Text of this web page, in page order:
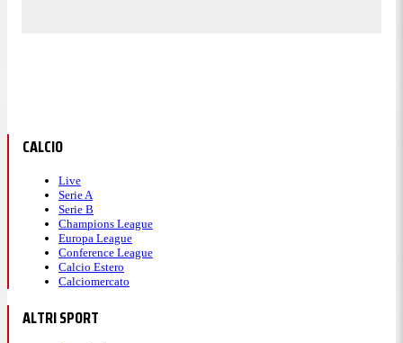
CALCIO
Live
Serie A
Serie B
Champions League
Europa League
Conference League
Calcio Estero
Calciomercato
ALTRI SPORT